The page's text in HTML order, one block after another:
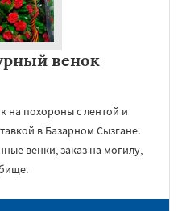
венок
на похороны с лентой и
в Базарном Сызгане.
венки, заказ на могилу,